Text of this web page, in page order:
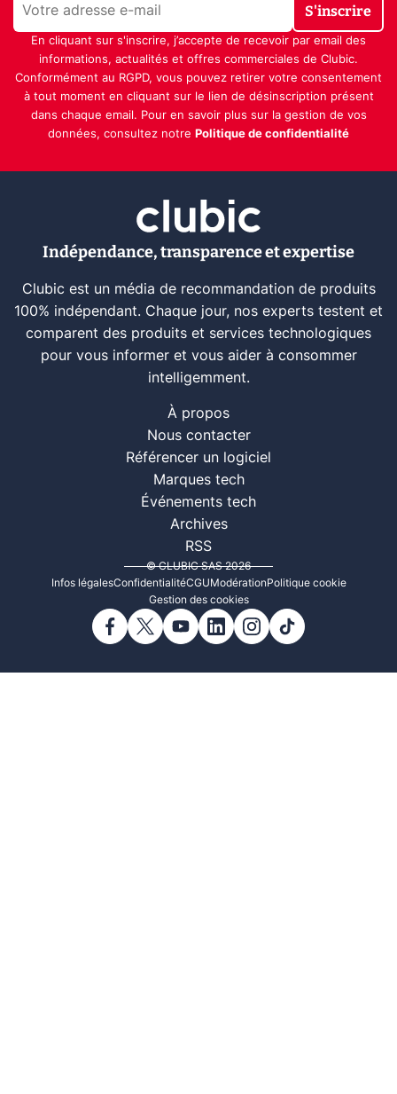
S'inscrire
En cliquant sur s'inscrire, j’accepte de recevoir par email des
informations, actualités et offres commerciales de Clubic.
Conformément au RGPD, vous pouvez retirer votre consentement
à tout moment en cliquant sur le lien de désinscription présent
dans chaque email. Pour en savoir plus sur la gestion de vos
données, consultez notre Politique de confidentialité
Indépendance, transparence et expertise
Clubic est un média de recommandation de produits
100% indépendant. Chaque jour, nos experts testent et
comparent des produits et services technologiques
pour vous informer et vous aider à consommer
intelligemment.
À propos
Nous contacter
Référencer un logiciel
Marques tech
Événements tech
Archives
RSS
© CLUBIC SAS 2026
Infos légalesConfidentialitéCGUModérationPolitique cookie
Gestion des cookies